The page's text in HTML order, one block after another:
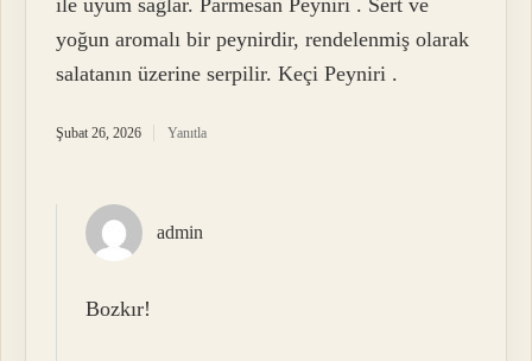
yoğun aromalı bir peynirdir, rendelenmiş olarak
salatanın üzerine serpilir. Keçi Peyniri .
Şubat 26, 2026 Yanıtla
admin
Bozkır!